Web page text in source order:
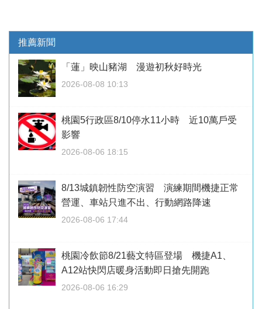
推薦新聞
「蓮」映山豬湖 漫遊初秋好時光
2026-08-08 10:13
桃園5行政區8/10停水11小時 近10萬戶受
影響
2026-08-06 18:15
8/13城鎮韌性防空演習 演練期間機捷正常
營運、車站只進不出、行動網路降速
2026-08-06 17:44
桃園冷飲節8/21藝文特區登場 機捷A1、
A12站快閃店暖身活動即日搶先開跑
2026-08-06 16:29